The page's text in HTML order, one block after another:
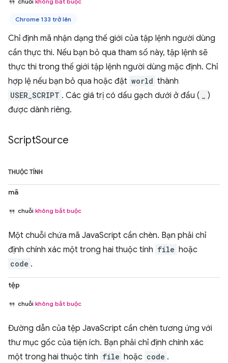
Chrome 133 trở lên
Chỉ định mã nhận dạng thế giới của tập lệnh người dùng
cần thực thi. Nếu bạn bỏ qua tham số này, tập lệnh sẽ
thực thi trong thế giới tập lệnh người dùng mặc định. Chỉ
hợp lệ nếu bạn bỏ qua hoặc đặt world thành
USER_SCRIPT . Các giá trị có dấu gạch dưới ở đầu (
)
được dành riêng.
ScriptSource
THUỘC TÍNH
mã
chuỗi không bắt buộc
Một chuỗi chứa mã JavaScript cần chèn. Bạn phải chỉ
định chính xác một trong hai thuộc tính file hoặc
code .
tệp
chuỗi không bắt buộc
Đường dẫn của tệp JavaScript cần chèn tương ứng với
thư mục gốc của tiện ích. Bạn phải chỉ định chính xác
một trong hai thuộc tính file hoặc code .